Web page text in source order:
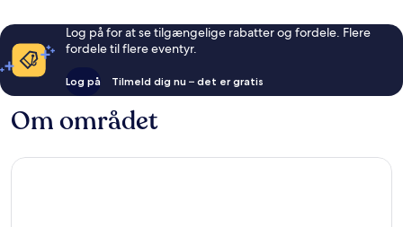
Log på for at se tilgængelige rabatter og fordele. Flere
fordele til flere eventyr.
Log på Tilmeld dig nu – det er gratis
Om området